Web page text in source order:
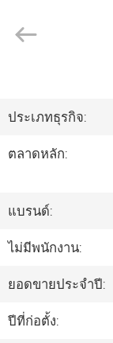
สินค้า
วิดีโอ
กับ
EASTLONGE
ELECTRONICS(HK)
ประเภทธุรกิจ:
ตลาดหลัก:
แบรนด์:
ไม่มีพนักงาน:
ยอดขายประจำปี:
ปีที่ก่อตั้ง: